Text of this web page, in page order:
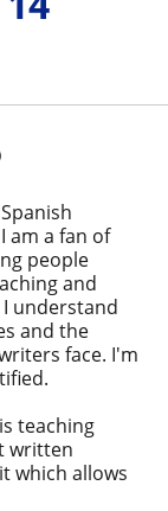
am a fan of
people
and
understand
and the
face. I'm
teaching
written
which allows